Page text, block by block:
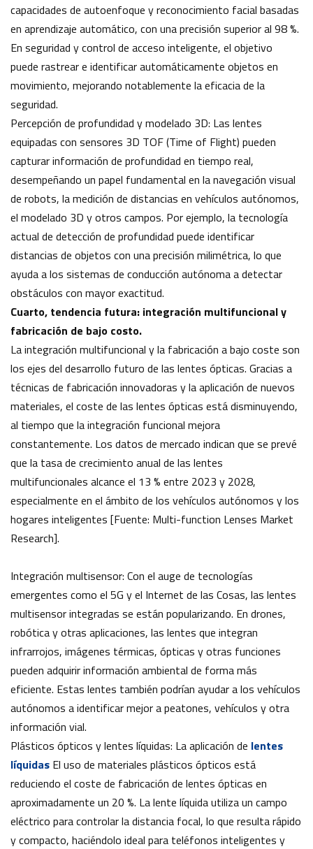
capacidades de autoenfoque y reconocimiento facial basadas
en aprendizaje automático, con una precisión superior al 98 %.
En seguridad y control de acceso inteligente, el objetivo
puede rastrear e identificar automáticamente objetos en
movimiento, mejorando notablemente la eficacia de la
seguridad.
Percepción de profundidad y modelado 3D: Las lentes
equipadas con sensores 3D TOF (Time of Flight) pueden
capturar información de profundidad en tiempo real,
desempeñando un papel fundamental en la navegación visual
de robots, la medición de distancias en vehículos autónomos,
el modelado 3D y otros campos. Por ejemplo, la tecnología
actual de detección de profundidad puede identificar
distancias de objetos con una precisión milimétrica, lo que
ayuda a los sistemas de conducción autónoma a detectar
obstáculos con mayor exactitud.
Cuarto, tendencia futura: integración multifuncional y
fabricación de bajo costo.
La integración multifuncional y la fabricación a bajo coste son
los ejes del desarrollo futuro de las lentes ópticas. Gracias a
técnicas de fabricación innovadoras y la aplicación de nuevos
materiales, el coste de las lentes ópticas está disminuyendo,
al tiempo que la integración funcional mejora
constantemente. Los datos de mercado indican que se prevé
que la tasa de crecimiento anual de las lentes
multifuncionales alcance el 13 % entre 2023 y 2028,
especialmente en el ámbito de los vehículos autónomos y los
hogares inteligentes [Fuente: Multi-function Lenses Market
Research].
Integración multisensor: Con el auge de tecnologías
emergentes como el 5G y el Internet de las Cosas, las lentes
multisensor integradas se están popularizando. En drones,
robótica y otras aplicaciones, las lentes que integran
infrarrojos, imágenes térmicas, ópticas y otras funciones
pueden adquirir información ambiental de forma más
eficiente. Estas lentes también podrían ayudar a los vehículos
autónomos a identificar mejor a peatones, vehículos y otra
información vial.
Plásticos ópticos y lentes líquidas: La aplicación de lentes
líquidas El uso de materiales plásticos ópticos está
reduciendo el coste de fabricación de lentes ópticas en
aproximadamente un 20 %. La lente líquida utiliza un campo
eléctrico para controlar la distancia focal, lo que resulta rápido
y compacto, haciéndolo ideal para teléfonos inteligentes y